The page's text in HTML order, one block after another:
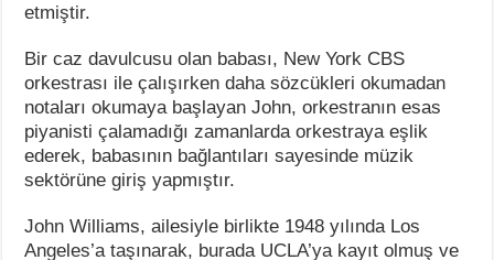
etmiştir.
Bir caz davulcusu olan babası, New York CBS
orkestrası ile çalışırken daha sözcükleri okumadan
notaları okumaya başlayan John, orkestranın esas
piyanisti çalamadığı zamanlarda orkestraya eşlik
ederek, babasının bağlantıları sayesinde müzik
sektörüne giriş yapmıştır.
John Williams, ailesiyle birlikte 1948 yılında Los
Angeles’a taşınarak, burada UCLA’ya kayıt olmuş ve